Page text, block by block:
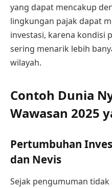
yang dapat mencakup
lingkungan pajak dapat
investasi, karena kondisi
sering menarik lebih
wilayah.
Contoh Dunia
Wawasan 2025
Pertumbuhan
dan Nevis
Sejak pengumuman tidak